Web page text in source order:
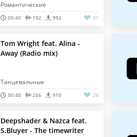
Романтические
00:40 192 992 31
Tom Wright feat. Alina -
Away (Radio mix)
Танцевальные
00:40 256 910 20
Deepshader & Nazca feat.
S.Bluyer - The timewriter